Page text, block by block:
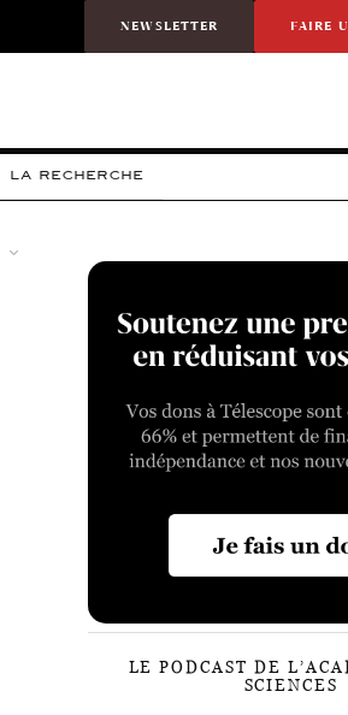
NEWSLETTER FAIRE
LA RECHERCHE
LE PODCAST DE
SCIENCES